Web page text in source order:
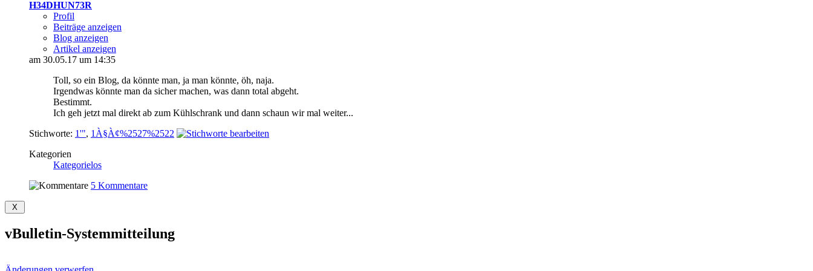
H34DHUN73R
Profil
Beiträge anzeigen
Blog anzeigen
Artikel anzeigen
am 30.05.17 um 14:35
Toll, so ein Blog, da könnte man, ja man könnte, öh, naja.
Irgendwas könnte man da sicher machen, was dann total abgeht.
Bestimmt.
Ich geh jetzt mal direkt ab zum Kühlschrank und dann schaun wir mal weiter...
Stichworte: 1'", 1À§À¢%2527%2522
Kategorien
Kategorielos
5 Kommentare
vBulletin-Systemmitteilung